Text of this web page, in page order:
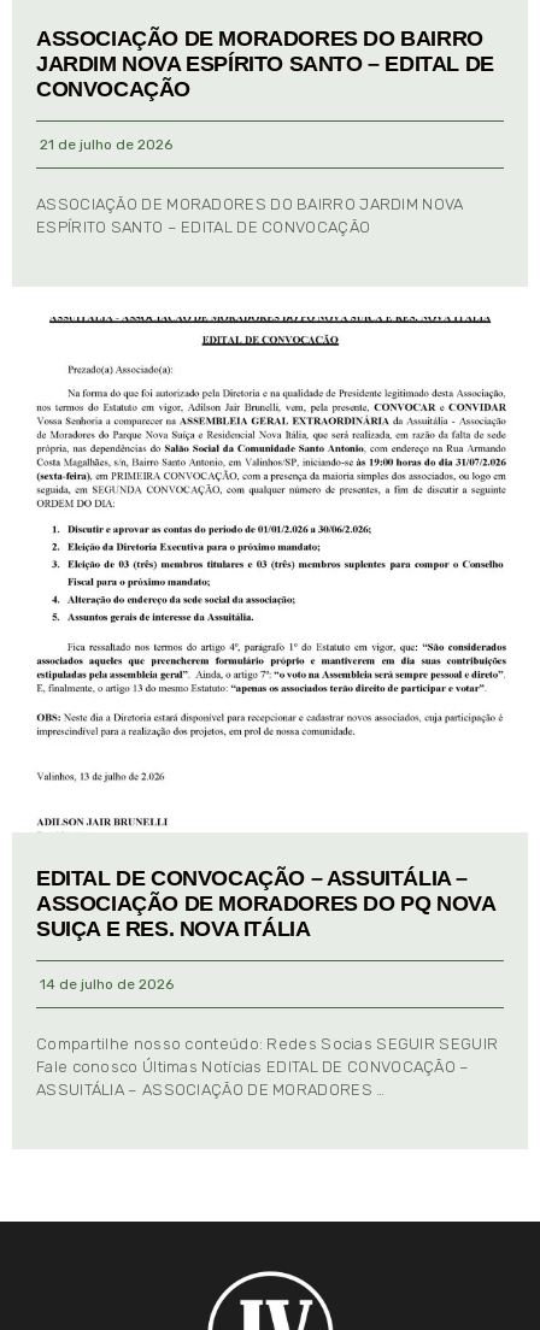
ASSOCIAÇÃO DE MORADORES DO BAIRRO
JARDIM NOVA ESPÍRITO SANTO – EDITAL DE
CONVOCAÇÃO
21 de julho de 2026
ASSOCIAÇÃO DE MORADORES DO BAIRRO JARDIM NOVA
ESPÍRITO SANTO – EDITAL DE CONVOCAÇÃO
EDITAL DE CONVOCAÇÃO – ASSUITÁLIA –
ASSOCIAÇÃO DE MORADORES DO PQ NOVA
SUIÇA E RES. NOVA ITÁLIA
14 de julho de 2026
Compartilhe nosso conteúdo: Redes Socias SEGUIR SEGUIR
Fale conosco Últimas Notícias EDITAL DE CONVOCAÇÃO –
ASSUITÁLIA – ASSOCIAÇÃO DE MORADORES …